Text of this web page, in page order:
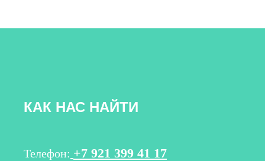
КАК НАС НАЙТИ
Телефон: +7 921 399 41 17